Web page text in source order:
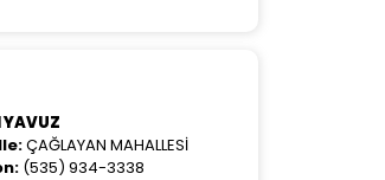
ÇAĞLAYAN MAHALLESİ
(535) 934-3338